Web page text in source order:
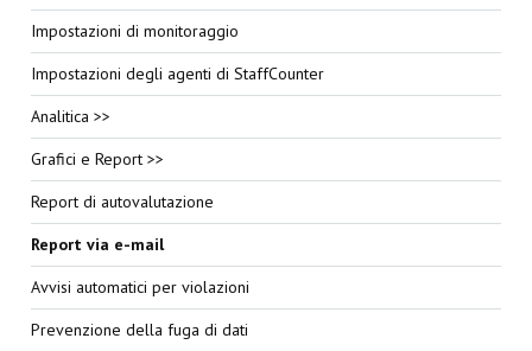
Impostazioni di monitoraggio
Impostazioni degli agenti di StaffCounter
Analitica >>
Grafici e Report >>
Report di autovalutazione
Report via e-mail
Avvisi automatici per violazioni
Prevenzione della fuga di dati